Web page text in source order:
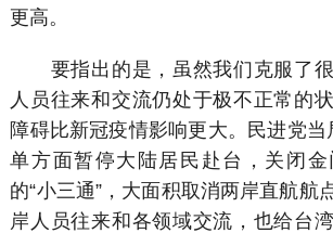
更高。
要指出的是，虽然我们克服了很
人员往来和交流仍处于极不正常的
障碍比新冠疫情影响更大。民进党
单方面暂停大陆居民赴台，关闭
的“小三通”，大面积取消两岸直航航
岸人员往来和各领域交流，也给台